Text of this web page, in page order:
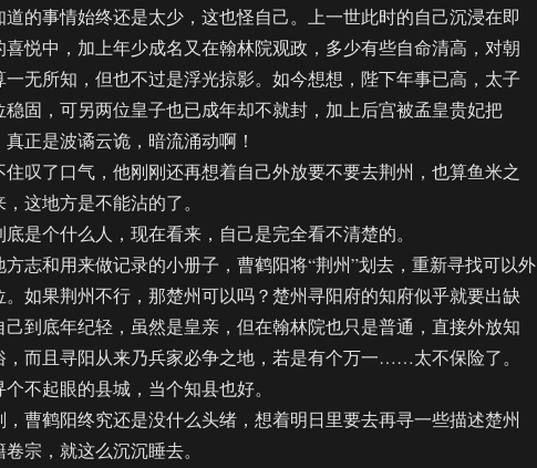
事情始终还是太少，这也怪自己。上一世此时的自己沉浸在即
悦中，加上年少成名又在翰林院观政，多少有些自命清高，对朝
无所知，但也不过是浮光掠影。如今想想，陛下年事已高，太子
稳固，可另两位皇子也已成年却不就封，加上后宫被孟皇贵妃把
正是波谲云诡，暗流涌动啊！
了口气，他刚刚还再想着自己外放要不要去荆州，也算鱼米之
这地方是不能沾的了。
个什么人，现在看来，自己是完全看不清楚的。
和用来做记录的小册子，曹鹤阳将“荆州”划去，重新寻找可以外
。如果荆州不行，那楚州可以吗？楚州寻阳府的知府似乎就要出缺
到底年纪轻，虽然是皇亲，但在翰林院也只是普通，直接外放知
，而且寻阳从来乃兵家必争之地，若是有个万一……太不保险了。
不起眼的县城，当个知县也好。
鹤阳终究还是没什么头绪，想着明日里要去再寻一些描述楚州
宗，就这么沉沉睡去。